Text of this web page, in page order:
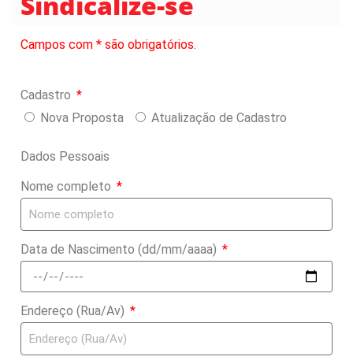
Campos com * são obrigatórios.
Cadastro
Nova Proposta
Atualização de Cadastro
Dados Pessoais
Nome completo
Data de Nascimento (dd/mm/aaaa)
Endereço (Rua/Av)